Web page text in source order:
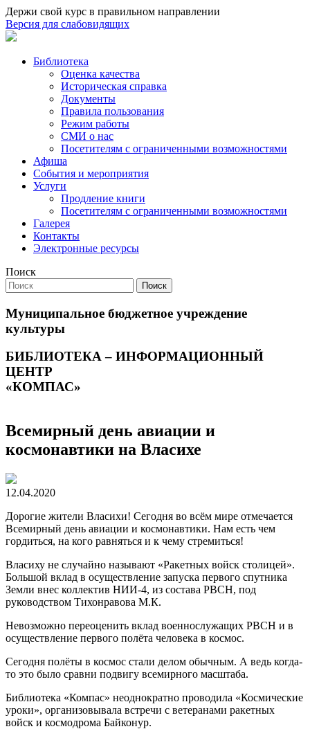
Держи свой курс в правильном направлении
Версия для слабовидящих
Библиотека
Оценка качества
Историческая справка
Документы
Правила пользования
Режим работы
СМИ о нас
Посетителям с ограниченными возможностями
Афиша
События и мероприятия
Услуги
Продление книги
Посетителям с ограниченными возможностями
Галерея
Контакты
Электронные ресурсы
Поиск
Поиск
Муниципальное бюджетное учреждение
культуры
БИБЛИОТЕКА – ИНФОРМАЦИОННЫЙ
ЦЕНТР
«КОМПАС»
Всемирный день авиации и
космонавтики на Власихе
12.04.2020
Дорогие жители Власихи! Сегодня во всём мире отмечается
Всемирный день авиации и космонавтики. Нам есть чем
гордиться, на кого равняться и к чему стремиться!
Власиху не случайно называют «Ракетных войск столицей».
Большой вклад в осуществление запуска первого спутника
Земли внес коллектив НИИ-4, из состава РВСН, под
руководством Тихонравова М.К.
Невозможно переоценить вклад военнослужащих РВСН и в
осуществление первого полёта человека в космос.
Сегодня полёты в космос стали делом обычным. А ведь когда-
то это было сравни подвигу всемирного масштаба.
Библиотека «Компас» неоднократно проводила «Космические
уроки», организовывала встречи с ветеранами ракетных
войск и космодрома Байконур.